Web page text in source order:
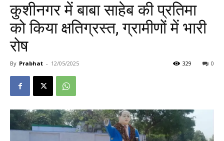
कुशीनगर में बाबा साहेब की प्रतिमा
को किया क्षतिग्रस्त, ग्रामीणों में भारी
रोष
By Prabhat - 12/05/2025 0
329